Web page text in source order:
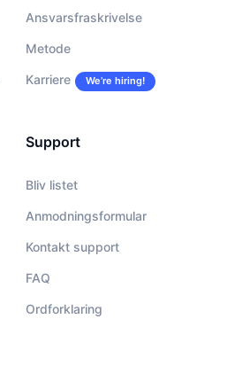
Ansvarsfraskrivelse
Metode
Karriere We’re hiring!
Support
Bliv listet
Anmodningsformular
Kontakt support
FAQ
Ordforklaring